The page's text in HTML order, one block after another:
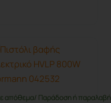
ημέρες
απόθεμα/ Παράδοση ή